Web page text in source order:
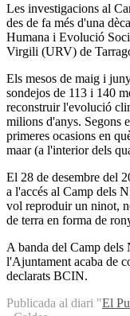
Les investigacions al
des de fa més d'una
Humana i Evolució
Virgili (URV) de
Els mesos de maig i
sondejos de 113 i 140
reconstruir l'evolució
milions d'anys. Segons
primeres ocasions en
maar (a l'interior dels
El 28 de desembre del
a l'accés al Camp dels
vol reproduir un ninot,
de terra en forma de
A banda del Camp dels
l'Ajuntament acaba de
declarats BCIN.
Publicada al diari "El